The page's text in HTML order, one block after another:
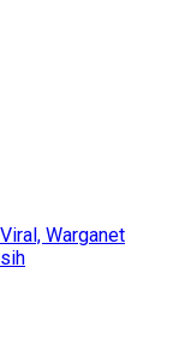
Warganet